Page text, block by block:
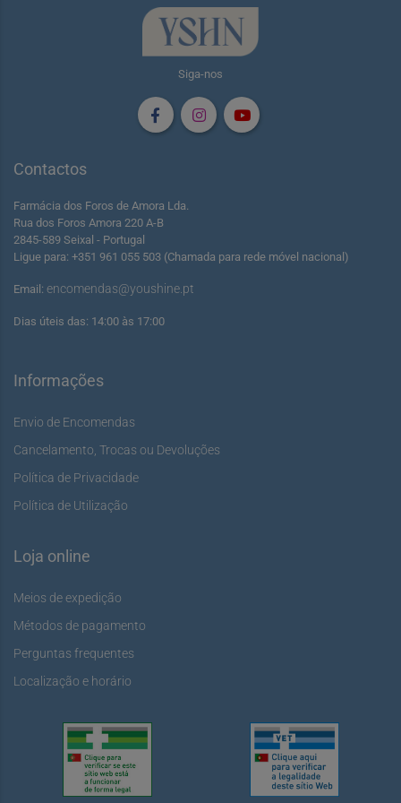
Siga-nos
Contactos
Farmácia dos Foros de Amora Lda.
Rua dos Foros Amora 220 A-B
2845-589 Seixal - Portugal
Ligue para: +351 961 055 503 (Chamada para rede móvel nacional)
Email: encomendas@youshine.pt
Dias úteis das: 14:00 às 17:00
Informações
Envio de Encomendas
Cancelamento, Trocas ou Devoluções
Política de Privacidade
Política de Utilização
Loja online
Meios de expedição
Métodos de pagamento
Perguntas frequentes
Localização e horário